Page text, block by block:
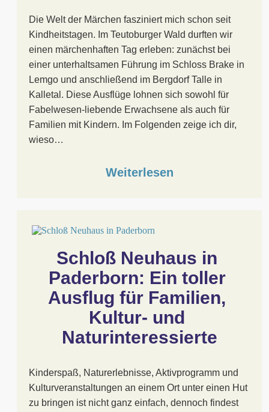
Die Welt der Märchen fasziniert mich schon seit
Kindheitstagen. Im Teutoburger Wald durften wir
einen märchenhaften Tag erleben: zunächst bei
einer unterhaltsamen Führung im Schloss Brake in
Lemgo und anschließend im Bergdorf Talle in
Kalletal. Diese Ausflüge lohnen sich sowohl für
Fabelwesen-liebende Erwachsene als auch für
Familien mit Kindern. Im Folgenden zeige ich dir,
wieso…
Weiterlesen
Schloß Neuhaus in
Paderborn: Ein toller
Ausflug für Familien,
Kultur- und
Naturinteressierte
Kinderspaß, Naturerlebnisse, Aktivprogramm und
Kulturveranstaltungen an einem Ort unter einen Hut
zu bringen ist nicht ganz einfach, dennoch findest